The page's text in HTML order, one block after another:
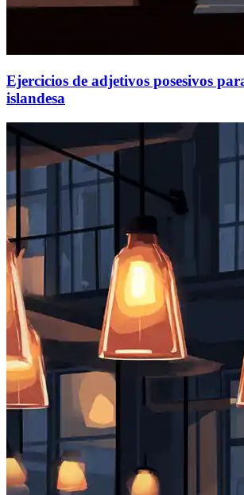
Ejercicios de adjetivos posesivos
islandesa